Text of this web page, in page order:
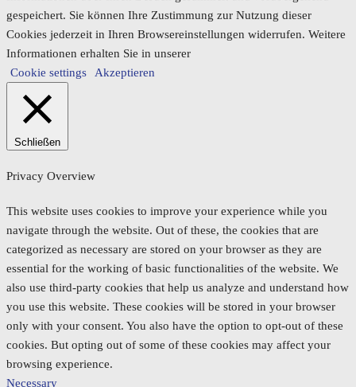
gespeichert. Sie können Ihre Zustimmung zur Nutzung dieser
Cookies jederzeit in Ihren Browsereinstellungen widerrufen. Weitere
Informationen erhalten Sie in unserer
Cookie settings
Akzeptieren
Schließen
Privacy Overview
This website uses cookies to improve your experience while you
navigate through the website. Out of these, the cookies that are
categorized as necessary are stored on your browser as they are
essential for the working of basic functionalities of the website. We
also use third-party cookies that help us analyze and understand how
you use this website. These cookies will be stored in your browser
only with your consent. You also have the option to opt-out of these
cookies. But opting out of some of these cookies may affect your
browsing experience.
Necessary